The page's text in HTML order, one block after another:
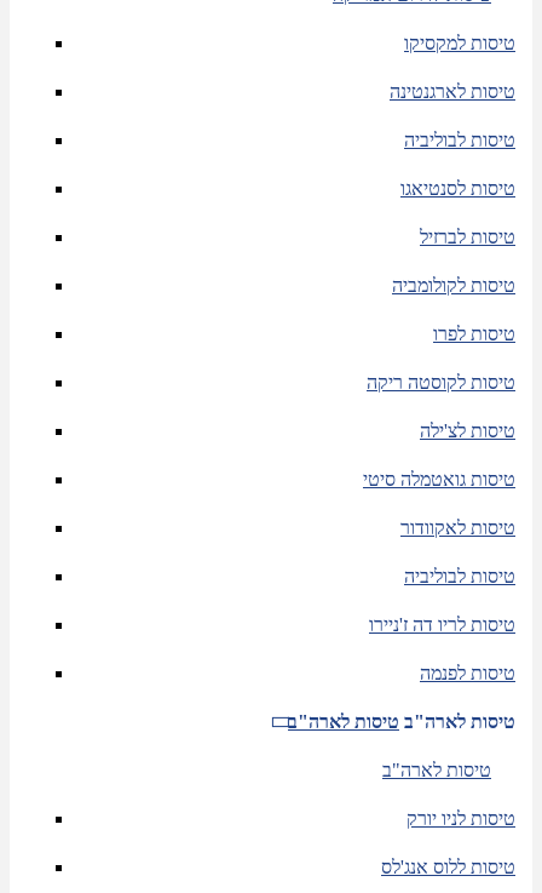
טיסות למקסיקו
טיסות לארגנטינה
טיסות לבוליביה
טיסות לסנטיאגו
טיסות לברזיל
טיסות לקולומביה
טיסות לפרו
טיסות לקוסטה ריקה
טיסות לצ'ילה
טיסות גואטמלה סיטי
טיסות לאקוודור
טיסות לבוליביה
טיסות לריו דה ז'ניירו
טיסות לפנמה
טיסות לארה"ב טיסות לארה"ב
טיסות לארה"ב
טיסות לניו יורק
טיסות ללוס אנג'לס